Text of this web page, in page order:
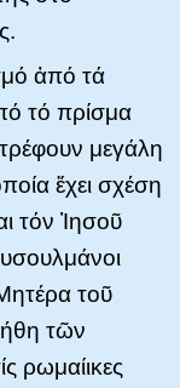
ἀπό τά
τό πρίσμα
μεγάλη
ἔχει σχέση
τόν Ἰησοῦ
τοῦ
τῶν
ρωμαίικες